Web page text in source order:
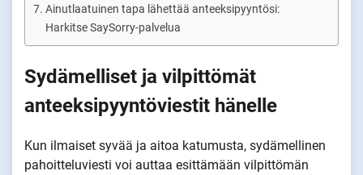
Ainutlaatuinen tapa lähettää anteeksipyyntösi:
Harkitse SaySorry-palvelua
Sydämelliset ja vilpittömät
anteeksipyyntöviestit hänelle
Kun ilmaiset syvää ja aitoa katumusta, sydämellinen
pahoitteluviesti voi auttaa esittämään vilpittömän